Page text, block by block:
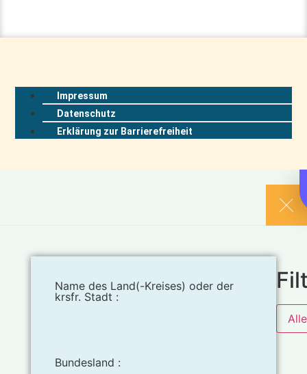
Impressum
Datenschutz
Erklärung zur Barrierefreiheit
Name des Land(-Kreises) oder der
krsfr. Stadt :
Bundesland :